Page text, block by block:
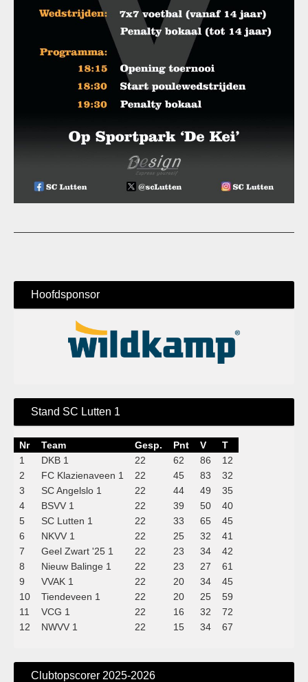
Hoofdsponsor
Stand SC Lutten 1
Nr Team Gesp. Pnt V
T
1
DKB 1 22 62 86
12
2
FC Klazienaveen 1 22 45 83
32
3
SC Angelslo 1 22 44 49
35
4
BSVV 1 22 39 50
40
5
SC Lutten 1 22 33 65
45
6
NKVV 1 22 25 32
41
7
Geel Zwart '25 1 22 23 34
42
8
Nieuw Balinge 1 22 23 27
61
9
VVAK 1 22 20 34
45
10
Tiendeveen 1 22 20 25
59
11
VCG 1 22 16 32
72
12
NWVV 1 22 15 34 67
Clubtopscorer 2025-2026